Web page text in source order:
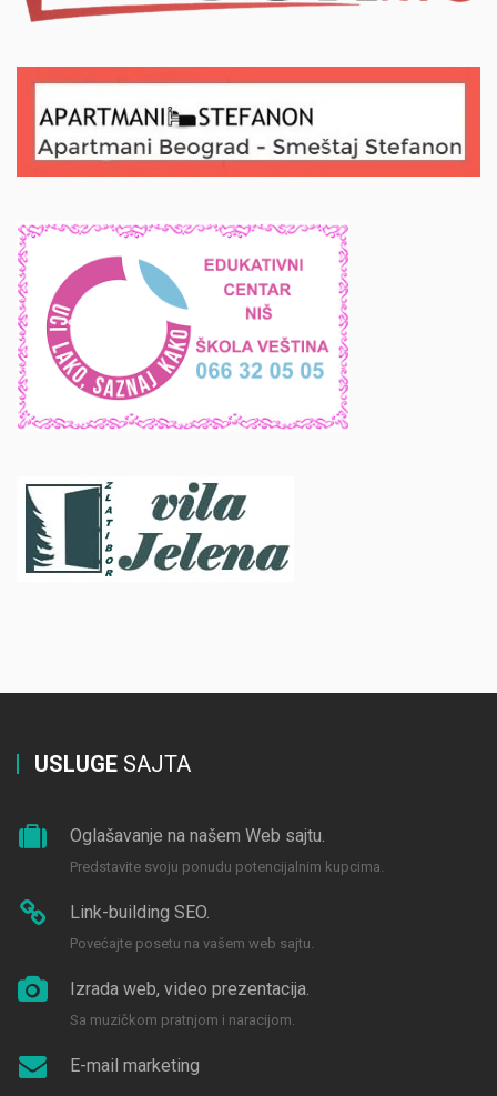
USLUGE SAJTA
Oglašavanje na našem Web sajtu.
Predstavite svoju ponudu potencijalnim kupcima.
Link-building SEO.
Povećajte posetu na vašem web sajtu.
Izrada web, video prezentacija.
Sa muzičkom pratnjom i naracijom.
E-mail marketing